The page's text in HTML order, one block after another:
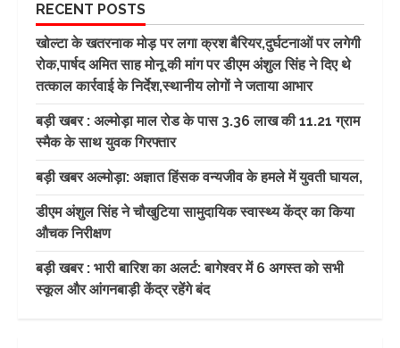
RECENT POSTS
खोल्टा के खतरनाक मोड़ पर लगा क्रश बैरियर,दुर्घटनाओं पर लगेगी
रोक,पार्षद अमित साह मोनू की मांग पर डीएम अंशुल सिंह ने दिए थे
तत्काल कार्रवाई के निर्देश,स्थानीय लोगों ने जताया आभार
बड़ी खबर : अल्मोड़ा माल रोड के पास 3.36 लाख की 11.21 ग्राम
स्मैक के साथ युवक गिरफ्तार
बड़ी खबर अल्मोड़ा: अज्ञात हिंसक वन्यजीव के हमले में युवती घायल,
डीएम अंशुल सिंह ने चौखुटिया सामुदायिक स्वास्थ्य केंद्र का किया
औचक निरीक्षण
बड़ी खबर : भारी बारिश का अलर्ट: बागेश्वर में 6 अगस्त को सभी
स्कूल और आंगनबाड़ी केंद्र रहेंगे बंद